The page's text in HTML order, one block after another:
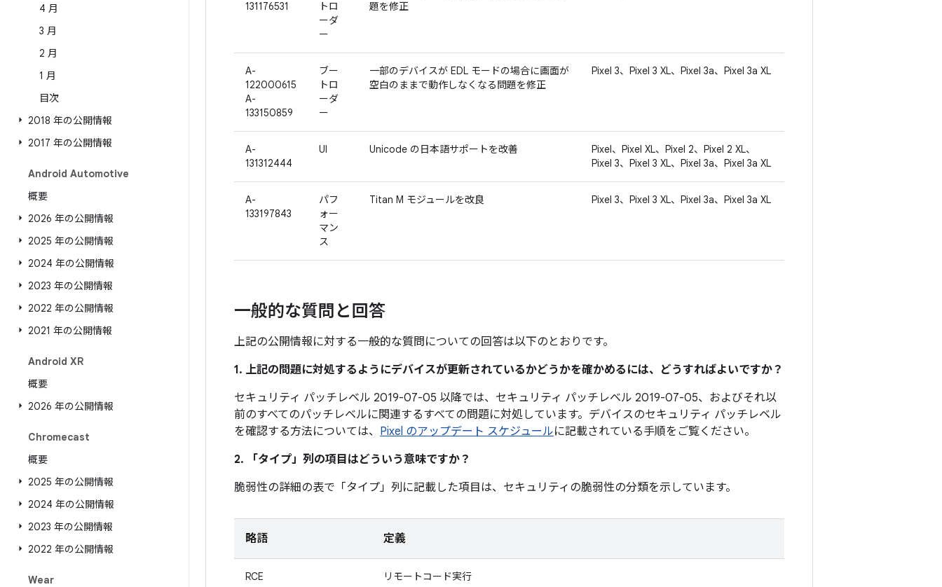
4 月
3 月
2 月
1 月
目次
2018 年の公開情報
2017 年の公開情報
Android Automotive
概要
2026 年の公開情報
2025 年の公開情報
2024 年の公開情報
2023 年の公開情報
2022 年の公開情報
2021 年の公開情報
Android XR
概要
2026 年の公開情報
Chromecast
概要
2025 年の公開情報
2024 年の公開情報
2023 年の公開情報
2022 年の公開情報
Wear
131176531
トロ
ーダ
ー
題を修正
A-
122000615
A-
133150859
ブー
トロ
ーダ
ー
一部のデバイスが EDL モードの場合に画面が
空白のままで動作しなくなる問題を修正
Pixel 3、Pixel 3 XL、Pixel 3a、Pixel 3a XL
A-
131312444
UI Unicode の日本語サポートを改善
Pixel、Pixel XL、Pixel 2、Pixel 2 XL、
Pixel 3、Pixel 3 XL、Pixel 3a、Pixel 3a XL
A-
133197843
パフ
ォー
マン
ス
Titan M モジュールを改良 Pixel 3、Pixel 3 XL、Pixel 3a、Pixel 3a XL
一般的な質問と回答
上記の公開情報に対する一般的な質問についての回答は以下のとおりです。
1. 上記の問題に対処するようにデバイスが更新されているかどうかを確かめるには、どうすればよいですか？
セキュリティ パッチレベル 2019-07-05 以降では、セキュリティ パッチレベル 2019-07-05、およびそれ以
前のすべてのパッチレベルに関連するすべての問題に対処しています。デバイスのセキュリティ パッチレベル
を確認する方法については、 Pixel のアップデート スケジュールに記載されている手順をご覧ください。
2. 「タイプ」 列の項目はどういう意味ですか？
脆弱性の詳細の表で「タイプ」 列に記載した項目は、セキュリティの脆弱性の分類を示しています。
略語 定義
RCE リモートコード実行